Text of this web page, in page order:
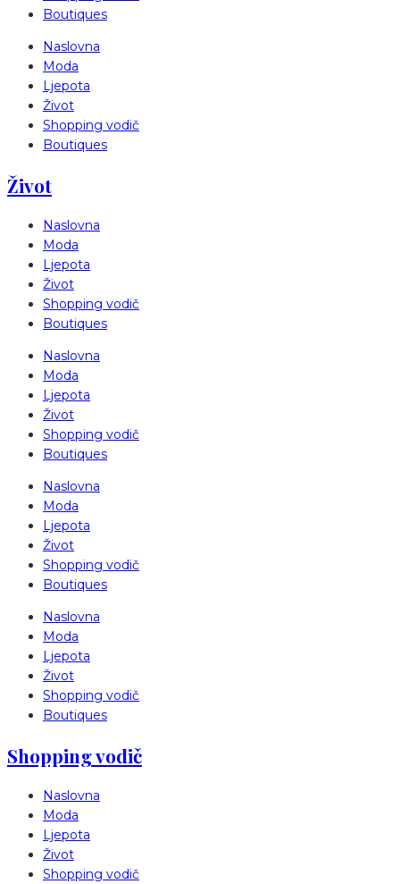
Boutiques
Naslovna
Moda
Ljepota
Život
Shopping vodič
Boutiques
Život
Naslovna
Moda
Ljepota
Život
Shopping vodič
Boutiques
Naslovna
Moda
Ljepota
Život
Shopping vodič
Boutiques
Naslovna
Moda
Ljepota
Život
Shopping vodič
Boutiques
Naslovna
Moda
Ljepota
Život
Shopping vodič
Boutiques
Shopping vodič
Naslovna
Moda
Ljepota
Život
Shopping vodič